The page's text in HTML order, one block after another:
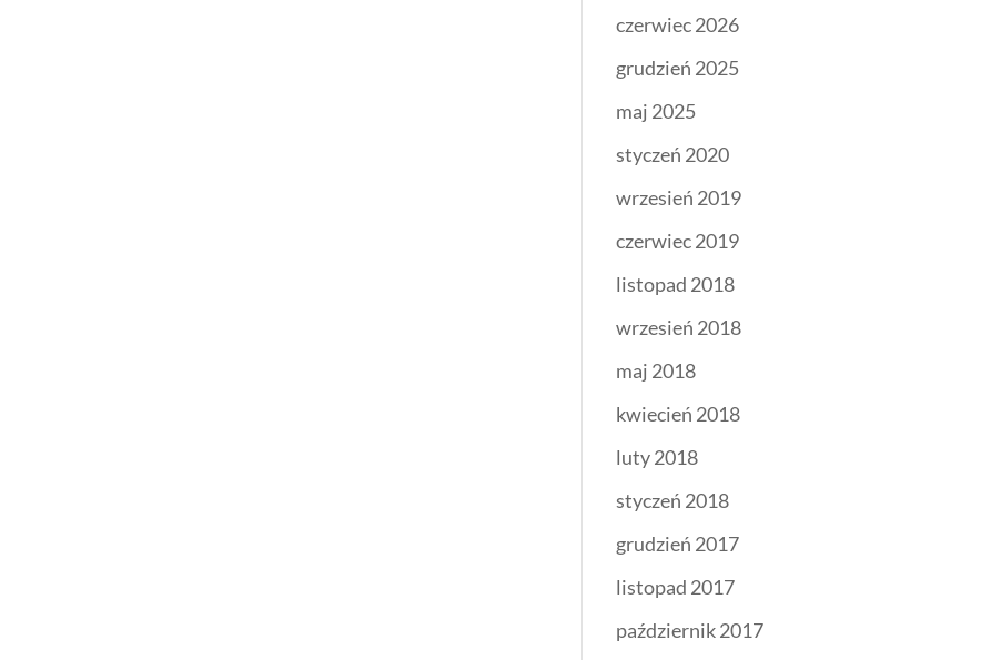
czerwiec 2026
grudzień 2025
maj 2025
styczeń 2020
wrzesień 2019
czerwiec 2019
listopad 2018
wrzesień 2018
maj 2018
kwiecień 2018
luty 2018
styczeń 2018
grudzień 2017
listopad 2017
październik 2017